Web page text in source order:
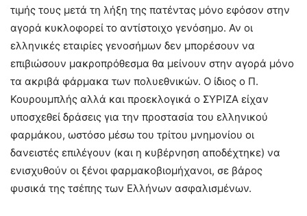
τιμής τους μετά τη λήξη της πατέντας μόνο εφόσον στην
αγορά κυκλοφορεί το αντίστοιχο γενόσημο. Αν οι
ελληνικές εταιρίες γενοσήμων δεν μπορέσουν να
επιβιώσουν μακροπρόθεσμα θα μείνουν στην αγορά μόνο
τα ακριβά φάρμακα των πολυεθνικών. Ο ίδιος ο Π.
Κουρουμπλής αλλά και προεκλογικά ο ΣΥΡΙΖΑ είχαν
υποσχεθεί δράσεις για την προστασία του ελληνικού
φαρμάκου, ωστόσο μέσω του τρίτου μνημονίου οι
δανειστές επιλέγουν (και η κυβέρνηση αποδέχτηκε) να
ενισχυθούν οι ξένοι φαρμακοβιομήχανοι, σε βάρος
φυσικά της τσέπης των Ελλήνων ασφαλισμένων.